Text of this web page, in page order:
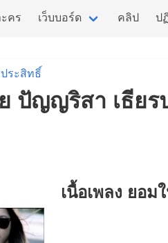
คร เว็บบอร์ด คลิป ป
ระสิทธิ์
ปัญญริสา เธียร
เนื้อเพลง ยอม